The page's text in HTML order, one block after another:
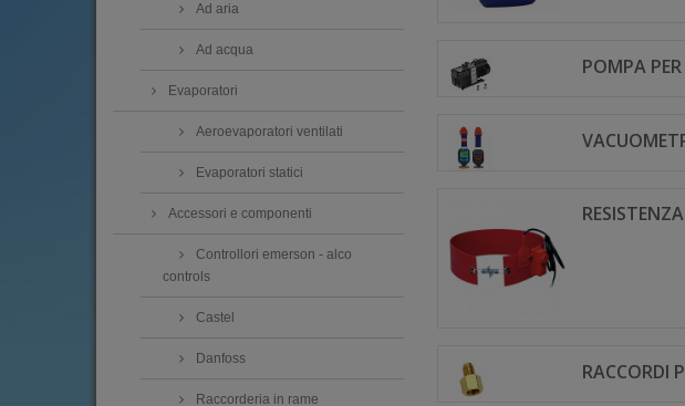
Ad aria
Ad acqua
Evaporatori
Aeroevaporatori ventilati
Evaporatori statici
Accessori e componenti
Controllori emerson - alco
controls
Castel
Danfoss
Raccorderia in rame
POMPA
RACCORDI